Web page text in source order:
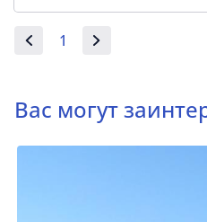
1
Вас могут